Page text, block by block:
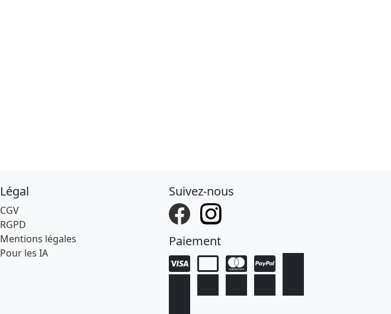
Légal
CGV
RGPD
Mentions légales
Pour les IA
Suivez-nous
Paiement